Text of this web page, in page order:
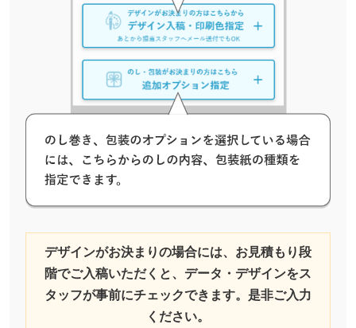
デザインがお決まりの場合には、お見積もり段
階でご入稿いただくと、データ・デザインをス
タッフが事前にチェックできます。是非ご入力
ください。